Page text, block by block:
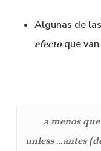
Algunas de
efecto que
a menos
unless …antes